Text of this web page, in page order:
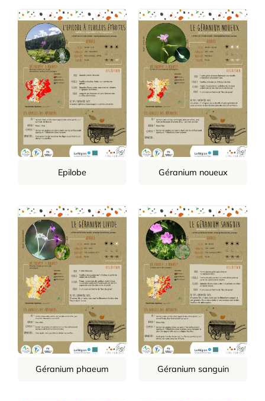
Epilobe Géranium noueux
Géranium phaeum Géranium sanguin